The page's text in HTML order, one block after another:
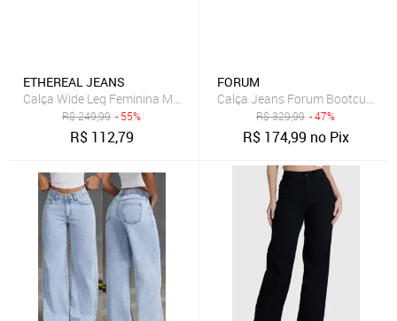
ETHEREAL JEANS
Calça Wide Leg Feminina MYS Jeans Preta Modelagem Premium
R$249,99 - 55%
R$ 112,79
FORUM
Calça Jeans Forum Bootcut
R$329,99 - 47%
R$ 174,99 no Pix